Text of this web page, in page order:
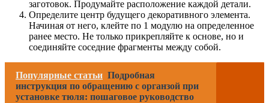
заготовок. Продумайте расположение каждой детали.
Определите центр будущего декоративного элемента.
Начиная от него, клейте по 1 модулю на определенное
ранее место. Не только прикрепляйте к основе, но и
соединяйте соседние фрагменты между собой.
Популярные статьи Подробная
инструкция по обращению с органзой при
установке тюля: пошаговое руководство